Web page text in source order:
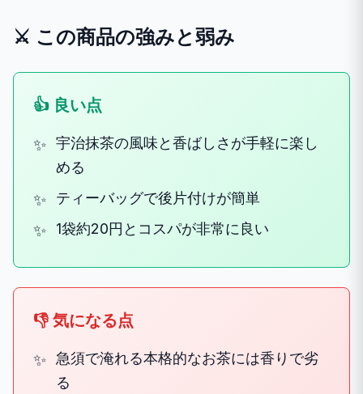
⚔️ この商品の強みと弱み
👍 良い点
宇治抹茶の風味と香ばしさが手軽に楽し
める
ティーバッグで後片付けが簡単
1袋約20円とコスパが非常に良い
👎 気になる点
急須で淹れる本格的なお茶には香りで劣
る